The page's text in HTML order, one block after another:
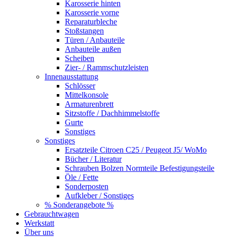
Karosserie hinten
Karosserie vorne
Reparaturbleche
Stoßstangen
Türen / Anbauteile
Anbauteile außen
Scheiben
Zier- / Rammschutzleisten
Innenausstattung
Schlösser
Mittelkonsole
Armaturenbrett
Sitzstoffe / Dachhimmelstoffe
Gurte
Sonstiges
Sonstiges
Ersatzteile Citroen C25 / Peugeot J5/ WoMo
Bücher / Literatur
Schrauben Bolzen Normteile Befestigungsteile
Öle / Fette
Sonderposten
Aufkleber / Sonstiges
% Sonderangebote %
Gebrauchtwagen
Werkstatt
Über uns